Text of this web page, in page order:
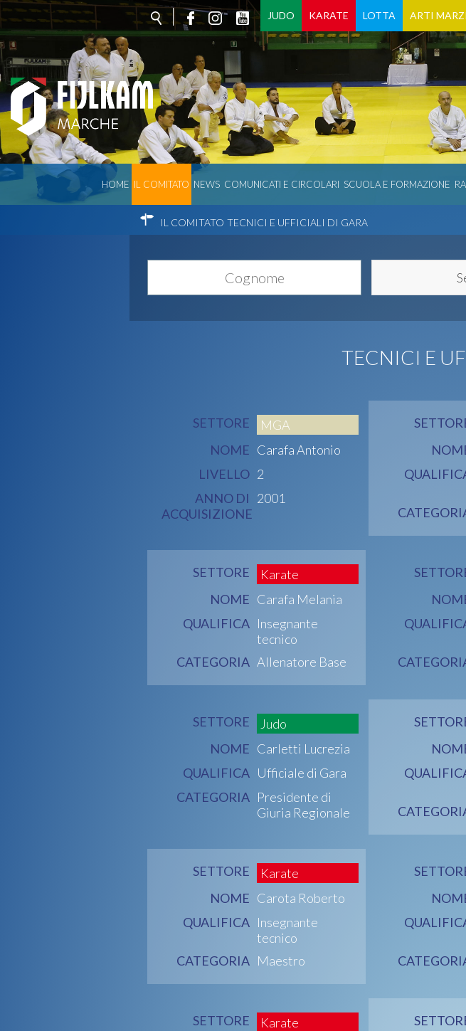
JUDO KARATE LOTTA ARTI
HOME IL COMITATO NEWS COMUNICATI E CIRCOLARI SCUOLA E FORMAZIONE
IL COMITATO TECNICI E UFFICIALI DI GARA
TECNICI E
SETTORE
MGA
NOME Carafa Antonio
LIVELLO 2
ANNO DI
ACQUISIZIONE
2001
SETTORE
Karate
NOME Carafa Melania
QUALIFICA Insegnante
tecnico
CATEGORIA Allenatore Base
SETTORE
Judo
NOME Carletti Lucrezia
QUALIFICA Ufficiale di Gara
CATEGORIA Presidente di
Giuria Regionale
SETTORE
Karate
NOME Carota Roberto
QUALIFICA Insegnante
tecnico
CATEGORIA Maestro
SETTORE
Karate